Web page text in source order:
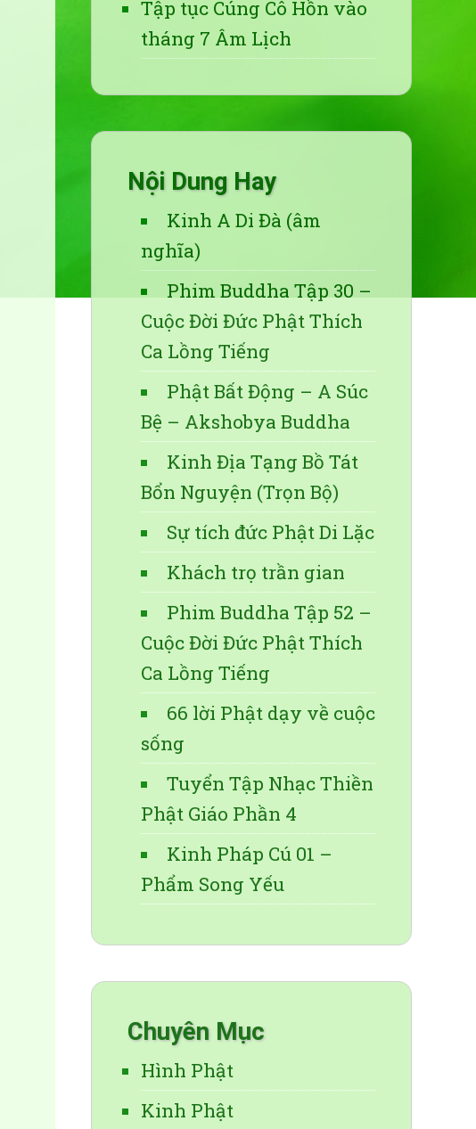
Tập tục Cúng Cô Hồn vào
tháng 7 Âm Lịch
Nội Dung Hay
Kinh A Di Đà (âm
nghĩa)
Phim Buddha Tập 30 –
Cuộc Đời Đức Phật Thích
Ca Lồng Tiếng
Phật Bất Động – A Súc
Bệ – Akshobya Buddha
Kinh Địa Tạng Bồ Tát
Bổn Nguyện (Trọn Bộ)
Sự tích đức Phật Di Lặc
Khách trọ trần gian
Phim Buddha Tập 52 –
Cuộc Đời Đức Phật Thích
Ca Lồng Tiếng
66 lời Phật dạy về cuộc
sống
Tuyển Tập Nhạc Thiền
Phật Giáo Phần 4
Kinh Pháp Cú 01 –
Phẩm Song Yếu
Chuyên Mục
Hình Phật
Kinh Phật